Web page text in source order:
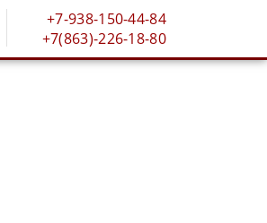
+7-938-150-44-84
+7(863)-226-18-80